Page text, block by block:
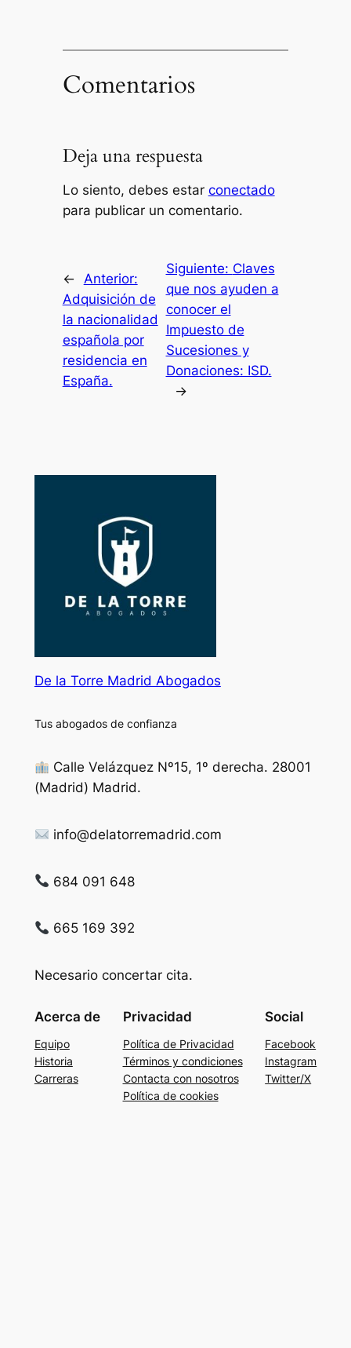
Comentarios
Deja una respuesta
Lo siento, debes estar conectado
para publicar un comentario.
← Anterior:
Adquisición de
la nacionalidad
española por
residencia en
España.
Siguiente: Claves
que nos ayuden a
conocer el
Impuesto de
Sucesiones y
Donaciones: ISD.
→
De la Torre Madrid Abogados
Tus abogados de confianza
Calle Velázquez Nº15, 1º derecha. 28001
(Madrid) Madrid.
info@delatorremadrid.com
684 091 648
665 169 392
Necesario concertar cita.
Acerca de
Equipo
Historia
Carreras
Privacidad
Política de Privacidad
Términos y condiciones
Contacta con nosotros
Política de cookies
Social
Facebook
Instagram
Twitter/X